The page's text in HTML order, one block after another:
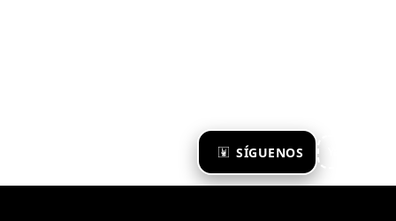
SÍGUENOS